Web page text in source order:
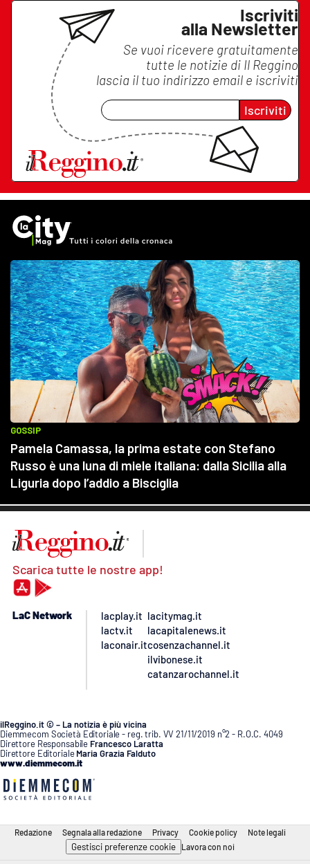
Iscriviti
alla Newsletter
Se vuoi ricevere gratuitamente
tutte le notizie di Il Reggino
lascia il tuo indirizzo email e iscriviti
Iscriviti
Scarica tutte le nostre app!
LaC Network
lacplay.it
lactv.it
laconair.it
lacitymag.it
lacapitalenews.it
cosenzachannel.it
ilvibonese.it
catanzarochannel.it
ilReggino.it © – La notizia è più vicina
Diemmecom Società Editoriale - reg. trib. VV 21/11/2019 n°2 - R.O.C. 4049
Direttore Responsabile Francesco Laratta
Direttore Editoriale Maria Grazia Falduto
www.diemmecom.it
Redazione Segnala alla redazione Privacy Cookie policy Note legali
Gestisci preferenze cookie Lavora con noi